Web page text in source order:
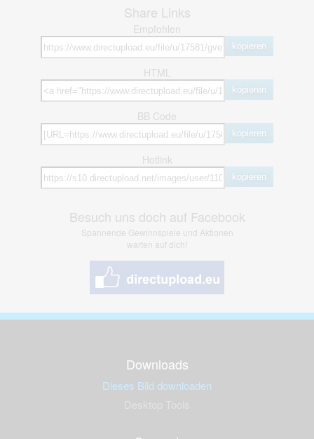
Share Links
Empfohlen
kopieren
HTML
kopieren
BB Code
kopieren
Hotlink
kopieren
Besuch uns doch auf Facebook
Spannende Gewinnspiele und Aktionen
warten auf dich!
Downloads
Dieses Bild downloaden